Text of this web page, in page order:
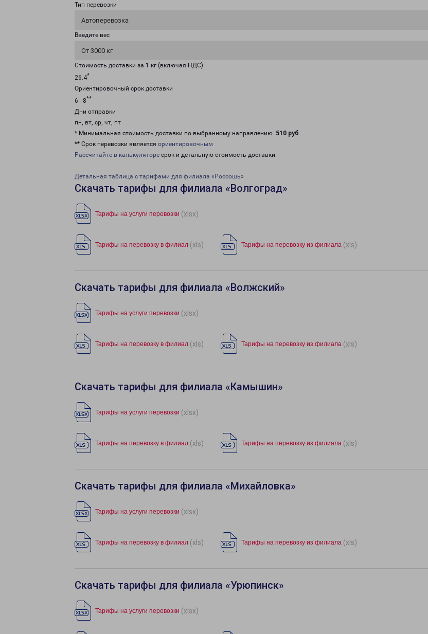
Тип перевозки
Автоперевозка
Введите вес
От 3000 кг
Стоимость доставки за 1 кг (включая НДС)
26.4*
Ориентировочный срок доставки
6 - 8**
Дни отправки
пн, вт, ср, чт, пт
* Минимальная стоимость доставки по выбранному направлению: 510 руб.
** Срок перевозки является ориентировочным
Рассчитайте в калькуляторе срок и детальную стоимость доставки.
Детальная таблица с тарифами для филиала «Россошь»
Скачать тарифы для филиала «Волгоград»
Тарифы на услуги перевозки (xlsx)
Тарифы на перевозку в филиал (xls) Тарифы на перевозку из филиала (xls)
Скачать тарифы для филиала «Волжский»
Тарифы на услуги перевозки (xlsx)
Тарифы на перевозку в филиал (xls) Тарифы на перевозку из филиала (xls)
Скачать тарифы для филиала «Камышин»
Тарифы на услуги перевозки (xlsx)
Тарифы на перевозку в филиал (xls) Тарифы на перевозку из филиала (xls)
Скачать тарифы для филиала «Михайловка»
Тарифы на услуги перевозки (xlsx)
Тарифы на перевозку в филиал (xls) Тарифы на перевозку из филиала (xls)
Скачать тарифы для филиала «Урюпинск»
Тарифы на услуги перевозки (xlsx)